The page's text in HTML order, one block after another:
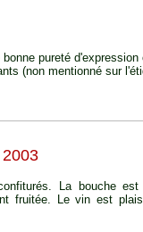
pureté
(non mentionné sur
2003
La bouche
fruitée. Le vin est